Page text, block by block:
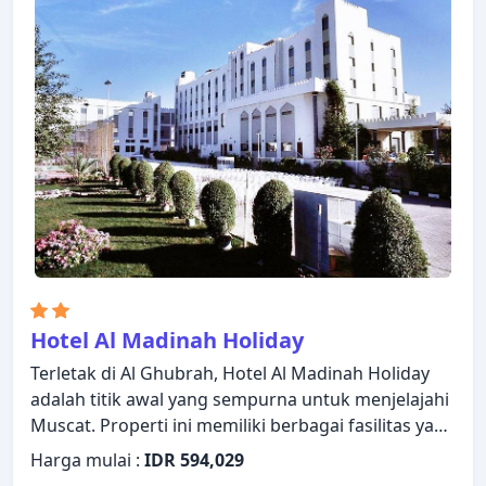
terdapat televisi layar datar, akses internet WiFi
(gratis), kamar bebas asap rokok, AC, meja tulis.
Properti ini menawarkan berbagai pilihan fasilitas
rekreasi. Apa pun alasan Anda mengunjungi
Muscat, InterContinental Muscat akan membuat
Anda langsung merasa seperti di rumah.
Hotel Al Madinah Holiday
Terletak di Al Ghubrah, Hotel Al Madinah Holiday
adalah titik awal yang sempurna untuk menjelajahi
Muscat. Properti ini memiliki berbagai fasilitas yang
membuat pengalaman menginap Anda
menyenangkan. Layanan kamar 24 jam, WiFi gratis
Harga mulai : IDR 594,029